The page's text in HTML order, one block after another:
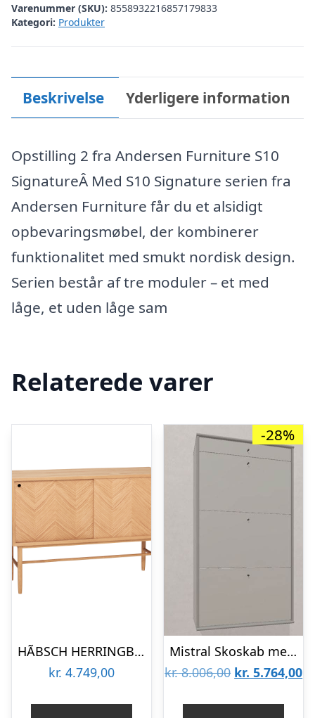
Varenummer (SKU): 8558932216857179833
Kategori: Produkter
Beskrivelse Yderligere information
Opstilling 2 fra Andersen Furniture S10
SignatureÂ Med S10 Signature serien fra
Andersen Furniture får du et alsidigt
opbevaringsmøbel, der kombinerer
funktionalitet med smukt nordisk design.
Serien består af tre moduler – et med
låge, et uden låge sam
Relaterede varer
HÃBSCH HERRINGBONE SKÆNK / EGETRÆ NATUR – 100
kr. 4.749,00
-28%
Mistral Skoskab med 4 skuffer – Lys grå 85 Lys grå : Erling Christensen Møbler
kr.8.006,00 Den
kr. 5.764,00